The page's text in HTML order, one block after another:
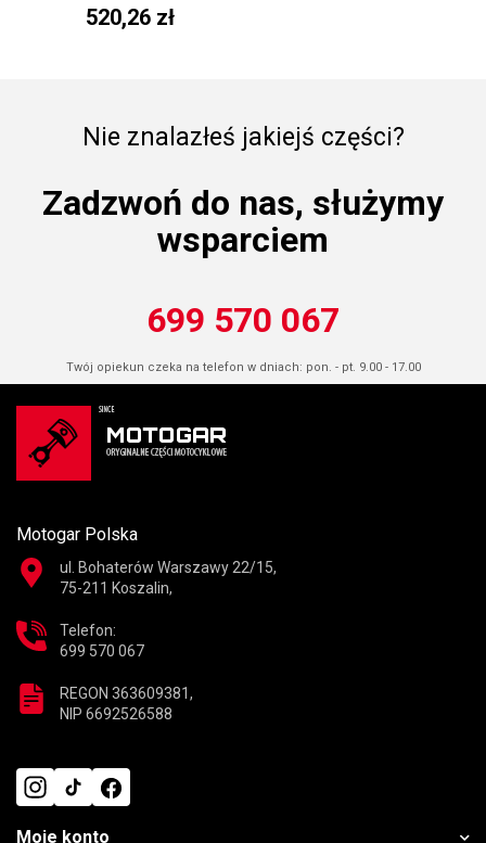
520,26 zł
Nie znalazłeś jakiejś części?
Zadzwoń do nas, służymy
wsparciem
699 570 067
Twój opiekun czeka na telefon w dniach: pon. - pt. 9.00 - 17.00
Motogar Polska
ul. Bohaterów Warszawy 22/15,
75-211 Koszalin,
Telefon:
699 570 067
REGON 363609381,
NIP 6692526588
Moje konto